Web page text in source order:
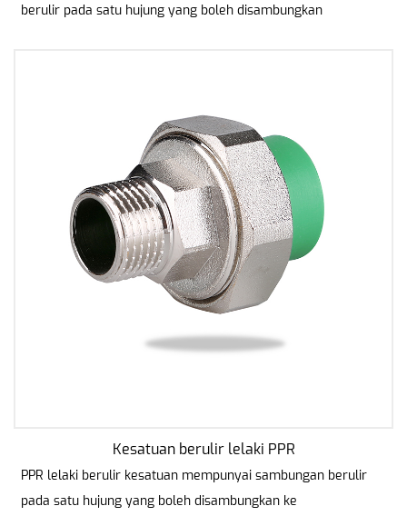
berulir pada satu hujung yang boleh disambungkan
Kesatuan berulir lelaki PPR
PPR lelaki berulir kesatuan mempunyai sambungan berulir
pada satu hujung yang boleh disambungkan ke